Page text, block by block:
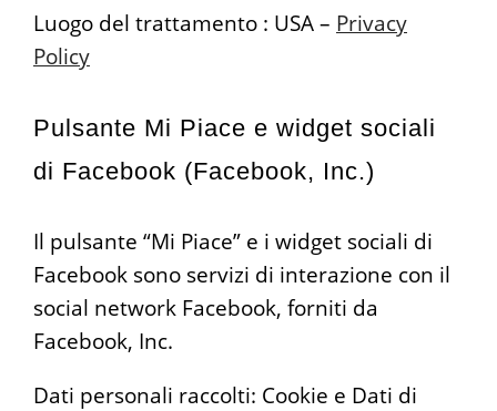
Luogo del trattamento : USA – Privacy
Policy
Pulsante Mi Piace e widget sociali
di Facebook (Facebook, Inc.)
Il pulsante “Mi Piace” e i widget sociali di
Facebook sono servizi di interazione con il
social network Facebook, forniti da
Facebook, Inc.
Dati personali raccolti: Cookie e Dati di